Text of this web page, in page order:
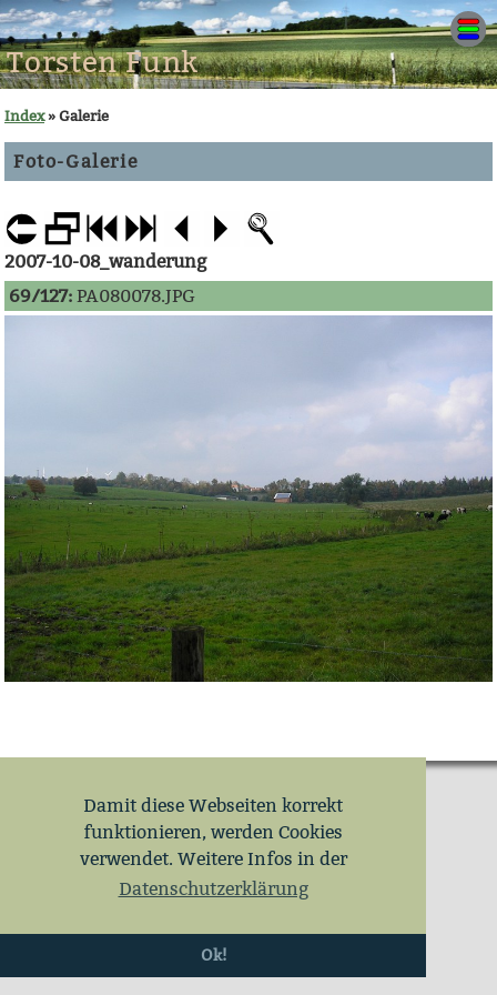
Damit diese Webseiten korrekt
funktionieren, werden Cookies
verwendet. Weitere Infos in der
Datenschutzerklärung
Ok!
Torsten Funk
Index» Galerie
Foto-Galerie
2007-10-08_wanderung
69/127: PA080078.JPG